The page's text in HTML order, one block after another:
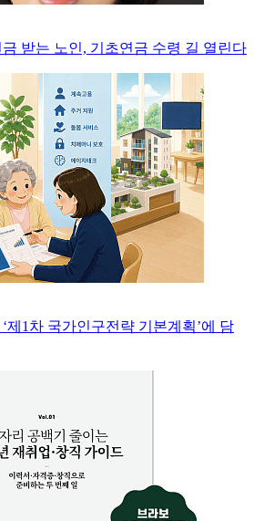
받는 노인, 기초연금 수령 길 열린다
제1차 국가인구전략 기본계획’에 담